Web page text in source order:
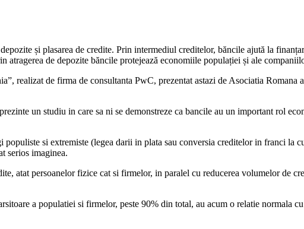
și plasarea de credite. Prin intermediul creditelor, băncile ajută la
de depozite băncile protejează economiile populației și ale
realizat de firma de consultanta PwC, prezentat astazi de Asociatia
un studiu in care sa ni se demonstreze ca bancile au un important rol
si extremiste (legea darii in plata sau conversia creditelor in franci la
serios imaginea.
atat persoanelor fizice cat si firmelor, in paralel cu reducerea volumelor de
a populatiei si firmelor, peste 90% din total, au acum o relatie normala